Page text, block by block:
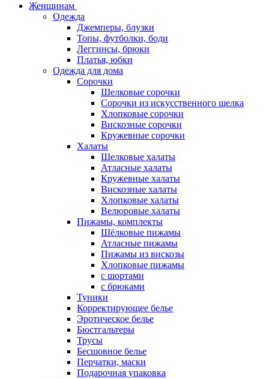
Женщинам
Одежда
Джемперы, блузки
Топы, футболки, боди
Леггинсы, брюки
Платья, юбки
Одежда для дома
Сорочки
Шелковые сорочки
Сорочки из искусственного шелка
Хлопковые сорочки
Вискозные сорочки
Кружевные сорочки
Халаты
Шелковые халаты
Атласные халаты
Кружевные халаты
Вискозные халаты
Хлопковые халаты
Велюровые халаты
Пижамы, комплекты
Шёлковые пижамы
Атласные пижамы
Пижамы из вискозы
Хлопковые пижамы
с шортами
с брюками
Туники
Корректирующее белье
Эротическое белье
Бюстгальтеры
Трусы
Бесшовное белье
Перчатки, маски
Подарочная упаковка